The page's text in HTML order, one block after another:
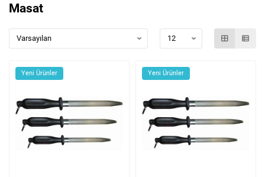
Masat
Yeni Ürünler Yeni Ürünler